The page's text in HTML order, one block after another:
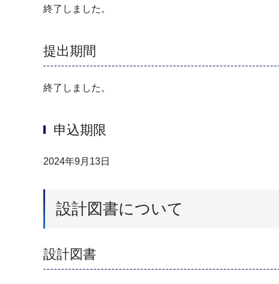
終了しました。
提出期間
終了しました。
申込期限
2024年9月13日
設計図書について
設計図書